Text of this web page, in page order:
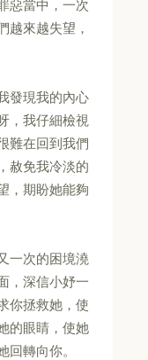
惡當中，一次
越來越失望，
發現我的內心
，我仔細檢視
難在回到我們
赦免我冷淡的
，期盼她能夠
一次的困境澆
，深信小妤一
你拯救她，使
的眼睛，使她
轉向你。